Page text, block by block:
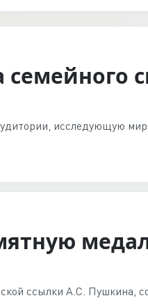
семейного
исследующую мир
ссылки А.С. Пушкина,